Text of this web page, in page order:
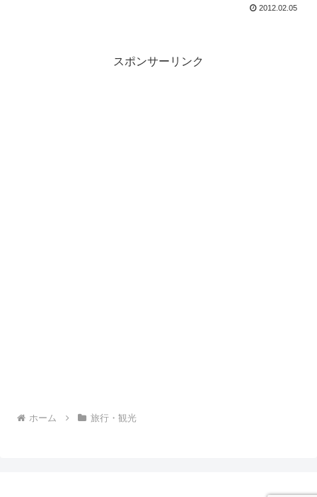
2012.02.05
スポンサーリンク
ホーム 旅行・観光